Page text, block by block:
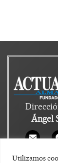
Utilizamos
Ángel